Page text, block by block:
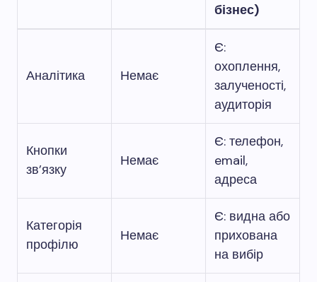
бізнес)
Аналітика Немає
Є:
охоплення,
залученості,
аудиторія
Кнопки
зв’язку
Немає
Є: телефон,
email,
адреса
Категорія
профілю
Немає
Є: видна або
прихована
на вибір